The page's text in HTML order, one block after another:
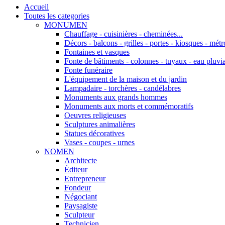
Accueil
Toutes les categories
MONUMEN
Chauffage - cuisinières - cheminées...
Décors - balcons - grilles - portes - kiosques -
Fontaines et vasques
Fonte de bâtiments - colonnes - tuyaux - eau
Fonte funéraire
L'équipement de la maison et du jardin
Lampadaire - torchères - candélabres
Monuments aux grands hommes
Monuments aux morts et commémoratifs
Oeuvres religieuses
Sculptures animalières
Statues décoratives
Vases - coupes - urnes
NOMEN
Architecte
Éditeur
Entrepreneur
Fondeur
Négociant
Paysagiste
Sculpteur